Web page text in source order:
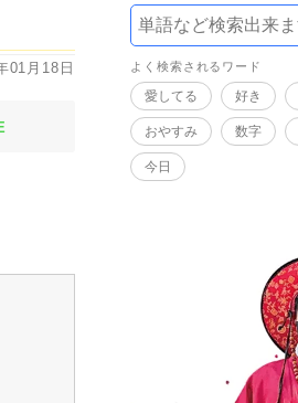
01月18日 よく検索されるワード
愛してる 好き
おやすみ 数字
今日